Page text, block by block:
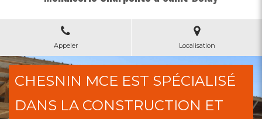
Appeler Localisation
CHESNIN MCE EST SPÉCIALISÉ
DANS LA CONSTRUCTION ET